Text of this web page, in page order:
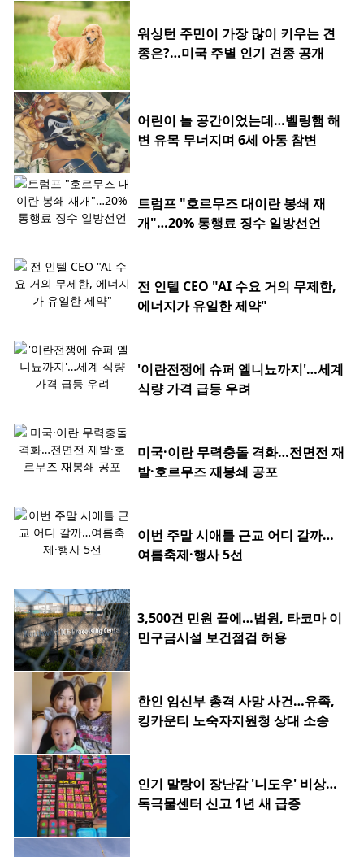
워싱턴 주민이 가장 많이 키우는 견
종은?…미국 주별 인기 견종 공개
어린이 놀 공간이었는데…벨링햄 해
변 유목 무너지며 6세 아동 참변
트럼프 "호르무즈 대이란 봉쇄 재
개"…20% 통행료 징수 일방선언
전 인텔 CEO "AI 수요 거의 무제한,
에너지가 유일한 제약"
'이란전쟁에 슈퍼 엘니뇨까지'…세계
식량 가격 급등 우려
미국·이란 무력충돌 격화…전면전 재
발·호르무즈 재봉쇄 공포
이번 주말 시애틀 근교 어디 갈까…
여름축제·행사 5선
3,500건 민원 끝에…법원, 타코마 이
민구금시설 보건점검 허용
한인 임신부 총격 사망 사건…유족,
킹카운티 노숙자지원청 상대 소송
인기 말랑이 장난감 '니도우' 비상…
독극물센터 신고 1년 새 급증